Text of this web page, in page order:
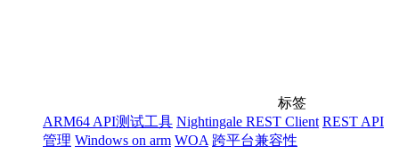
标签
ARM64 API测试工具 Nightingale REST Client REST API
管理 Windows on arm WOA 跨平台兼容性